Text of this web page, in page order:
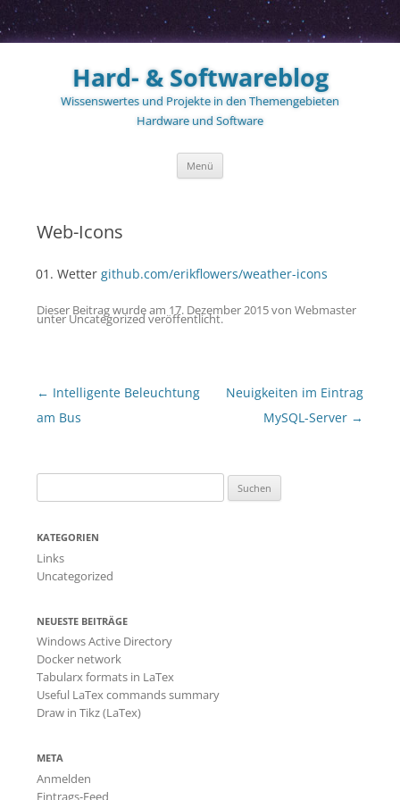
Zum
springenHard- & Softwareblog
Wissenswertes und Projekte in den Themengebieten
Hardware und Software
Menü
Web-Icons
Wettergithub.com/erikflowers/weather-icons
Dieser Beitrag wurde am 17. Dezember 2015von Webmaster
unterUncategorizedveröffentlicht.
Beitragsnavigation
← Intelligente Beleuchtung
am Bus
Neuigkeiten im Eintrag
MySQL-Server →
nach:
KATEGORIEN
Links
Uncategorized
NEUESTE BEITRÄGE
Windows Active Directory
Docker network
Tabularx formats in LaTex
Useful LaTex commands summary
Draw in Tikz (LaTex)
META
Anmelden
Eintrags-Feed